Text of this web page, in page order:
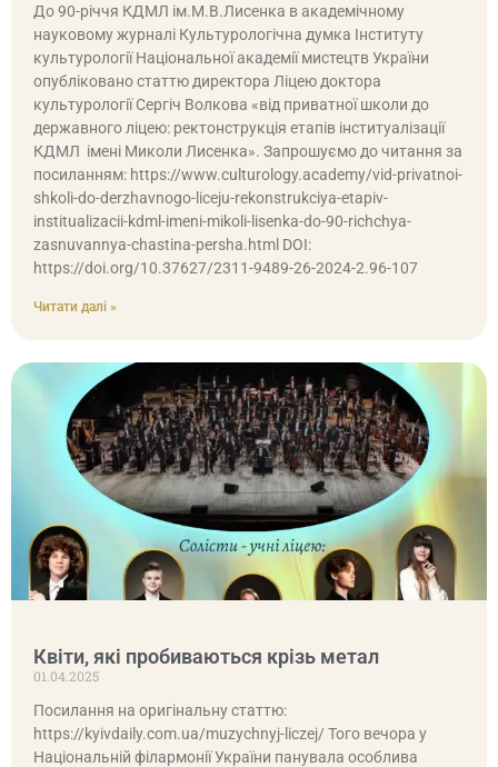
До 90-річчя КДМЛ ім.М.В.Лисенка в академічному
науковому журналі Культурологічна думка Інституту
культурології Національної академії мистецтв України
опубліковано статтю директора Ліцею доктора
культурології Сергіч Волкова «від приватної школи до
державного ліцею: ректонструкція етапів інституалізації
КДМЛ імені Миколи Лисенка». Запрошуємо до читання за
посиланням: https://www.culturology.academy/vid-privatnoi-
shkoli-do-derzhavnogo-liceju-rekonstrukciya-etapiv-
institualizacii-kdml-imeni-mikoli-lisenka-do-90-richchya-
zasnuvannya-chastina-persha.html DOI:
https://doi.org/10.37627/2311-9489-26-2024-2.96-107
Читати далі »
Квіти, які пробиваються крізь метал
01.04.2025
Посилання на оригінальну статтю:
https://kyivdaily.com.ua/muzychnyj-liczej/ Того вечора у
Національній філармонії України панувала особлива